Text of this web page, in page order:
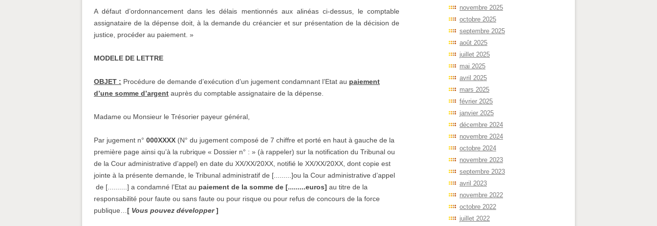
A défaut d’ordonnancement dans les délais mentionnés aux alinéas ci-dessus, le comptable
assignataire de la dépense doit, à la demande du créancier et sur présentation de la décision de
justice, procéder au paiement. »
MODELE DE LETTRE
OBJET : Procédure de demande d’exécution d’un jugement condamnant l’Etat au paiement
d’une somme d’argent auprès du comptable assignataire de la dépense.
Madame ou Monsieur le Trésorier payeur général,
Par jugement n° 000XXXX (N° du jugement composé de 7 chiffre et porté en haut à gauche de la
première page ainsi qu’à la rubrique « Dossier n° : » (à rappeler) sur la notification du Tribunal ou
de la Cour administrative d’appel) en date du XX/XX/20XX, notifié le XX/XX/20XX, dont copie est
jointe à la présente demande, le Tribunal administratif de [.........]ou la Cour administrative d’appel
de [..........] a condamné l’Etat au paiement de la somme de [.........euros] au titre de la
responsabilité pour faute ou sans faute ou pour risque ou pour refus de concours de la force
publique… [ Vous pouvez développer ]
novembre 2025
octobre 2025
septembre 2025
août 2025
juillet 2025
mai 2025
avril 2025
mars 2025
février 2025
janvier 2025
décembre 2024
novembre 2024
octobre 2024
novembre 2023
septembre 2023
avril 2023
novembre 2022
octobre 2022
juillet 2022